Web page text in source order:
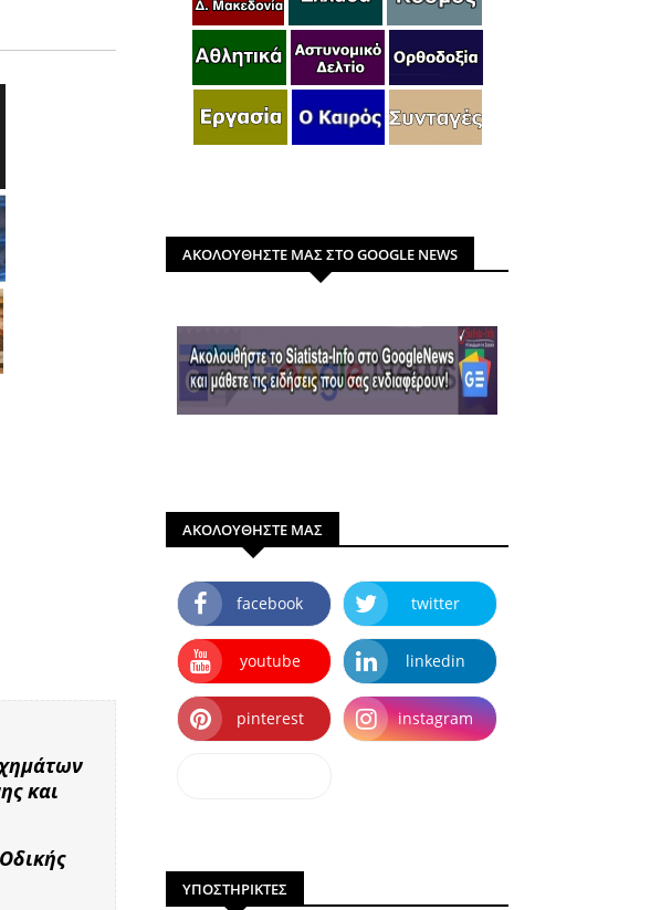
και
ΑΚΟΛΟΥΘΗΣΤΕ ΜΑΣ ΣΤΟ GOOGLE NEWS
ΑΚΟΛΟΥΘΗΣΤΕ ΜΑΣ
facebook twitter
youtube linkedin
pinterest instagram
ΥΠΟΣΤΗΡΙΚΤΕΣ